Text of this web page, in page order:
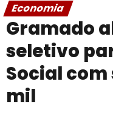
Economia
Gramado
seletivo
Social com
mil